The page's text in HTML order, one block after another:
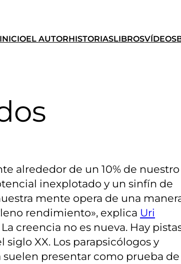
INICIOEL AUTORHISTORIASLIBROSVÍDEOS
alrededor de un 10% de nuestro
inexplotado y un sinfín de
mente opera de una
rendimiento», explica Uri
La creencia no es nueva. Hay
XX. Los parapsicólogos y
presentar como prueba de